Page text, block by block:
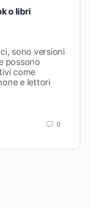
o libri
sono versioni
possono
come
e lettori
0